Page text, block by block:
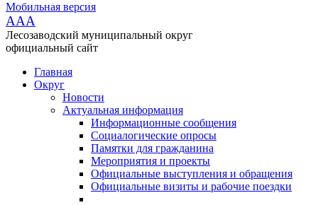
Мобильная версия
AAA
Лесозаводский муниципальный округ
официальный сайт
Главная
Округ
Новости
Актуальная информация
Информационные сообщения
Социалогические опросы
Памятки для гражданина
Мероприятия и проекты
Официальные выступления и обращения
Официальные визиты и рабочие поездки